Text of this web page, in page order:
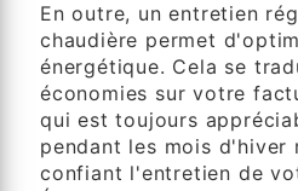
En outre, un entretien
chaudière permet
énergétique. Cela se
économies sur votre
qui est toujours
pendant les mois d'hiver
confiant l'entretien de